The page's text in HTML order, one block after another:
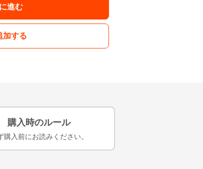
進む
加する
購入時のルール
購入前にお読みください。